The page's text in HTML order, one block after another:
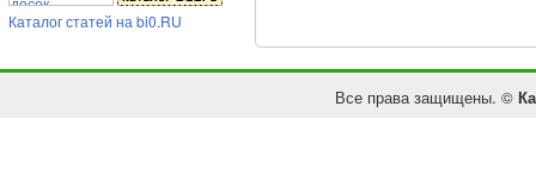
Каталог статей на bi0.RU
Все права защищены. ©